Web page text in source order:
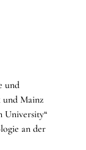
und
und Mainz
University“
an der